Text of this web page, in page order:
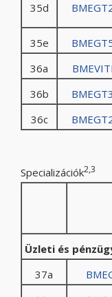
35d
35e
36a
36b
36c
Specializációk2,3
Üzleti és
37a